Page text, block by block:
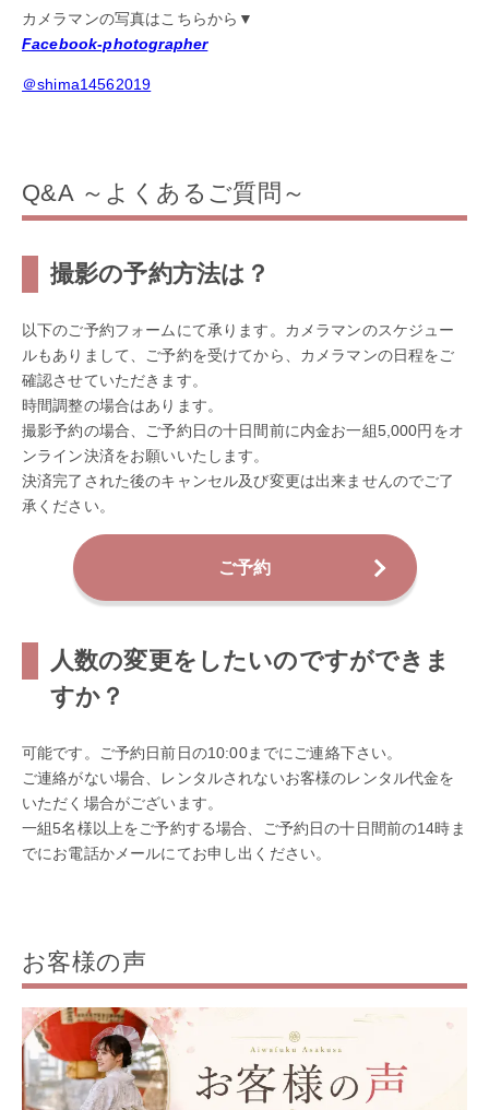
カメラマンの写真はこちらから▼
Facebook-photographer
＠shima14562019
Q&A ～よくあるご質問～
撮影の予約方法は？
以下のご予約フォームにて承ります。カメラマンのスケジュー
ルもありまして、ご予約を受けてから、カメラマンの日程をご
確認させていただきます。
時間調整の場合はあります。
撮影予約の場合、ご予約日の十日間前に内金お一組5,000円をオ
ンライン決済をお願いいたします。
決済完了された後のキャンセル及び変更は出来ませんのでご了
承ください。
ご予約
人数の変更をしたいのですができま
すか？
可能です。ご予約日前日の10:00までにご連絡下さい。
ご連絡がない場合、レンタルされないお客様のレンタル代金を
いただく場合がございます。
一組5名様以上をご予約する場合、ご予約日の十日間前の14時ま
でにお電話かメールにてお申し出ください。
お客様の声